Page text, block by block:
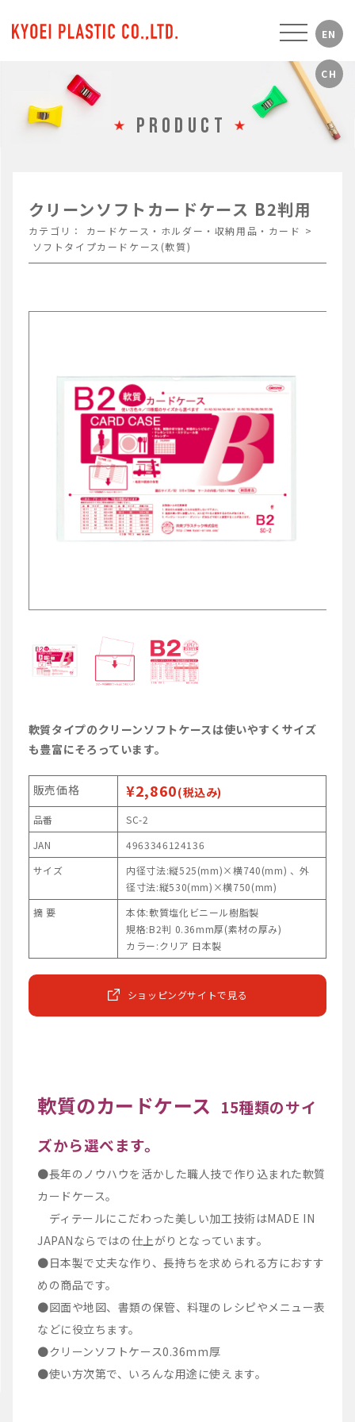
PRODUCT
クリーンソフトカードケース B2判用
カテゴリ： カードケース・ホルダー・収納用品・カード >
ソフトタイプカードケース(軟質)
軟質タイプのクリーンソフトケースは使いやすくサイズ
も豊富にそろっています。
販売価格 ¥2,860(税込み)
品番
SC-2
JAN
4963346124136
サイズ
内径寸法:縦525(mm)×横740(mm) 、外
径寸法:縦530(mm)×横750(mm)
摘 要
本体:軟質塩化ビニール樹脂製
規格:B2判 0.36mm厚(素材の厚み)
カラー:クリア 日本製
ショッピングサイトで見る
軟質のカードケース 15種類のサイ
ズから選べます。
●長年のノウハウを活かした職人技で作り込まれた軟質
カードケース。
ディテールにこだわった美しい加工技術はMADE IN
JAPANならではの仕上がりとなっています。
●日本製で丈夫な作り、長持ちを求められる方におすす
めの商品です。
●図面や地図、書類の保管、料理のレシピやメニュー表
などに役立ちます。
●クリーンソフトケース0.36mm厚
●使い方次第で、いろんな用途に使えます。